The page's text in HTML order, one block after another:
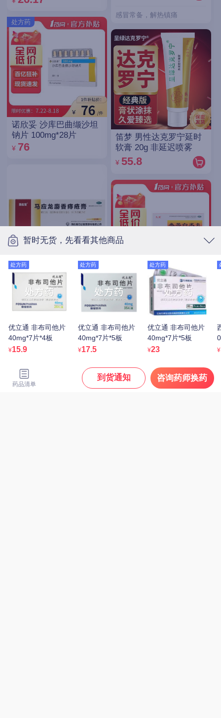
药品清单
到货通知 咨询药师换药
暂时无货，先看看其他商品
处方药
优立通 非布司他片
40mg*7片*4板
¥15.9
处方药
优立通 非布司他片
40mg*7片*5板
¥17.5
处方药
优立通 非布司他片
40mg*7片*5板
¥23 ¥
处方药
诺欣妥 沙库巴曲缬沙坦
钠片 100mg*28片
¥ 76
马应龙 马应龙麝香痔疮
膏 20g/支
26.9
感冒常备，解热镇痛
笛梦 男性达克罗宁延时
软膏 20g 非延迟喷雾
¥ 55.8
孔孟 参苓白术丸 6g*10
袋
¥ 8.9
处方药